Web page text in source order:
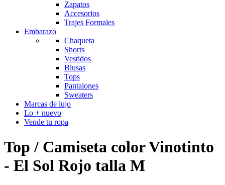
Zapatos
Accesorios
Trajes Formales
Embarazo
Chaqueta
Shorts
Vestidos
Blusas
Tops
Pantalones
Sweaters
Marcas de lujo
Lo + nuevo
Vende tu ropa
Top / Camiseta color Vinotinto
- El Sol Rojo talla M